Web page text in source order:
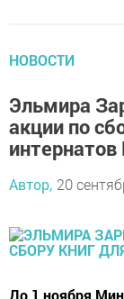
НОВОСТИ
Эльмира
акции по
интернатов
Автор, 20